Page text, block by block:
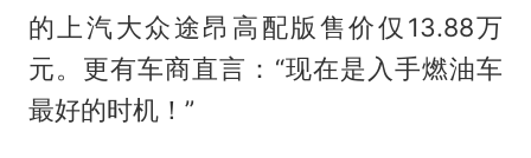
的上汽大众途昂高配版售价仅13.88万
元。更有车商直言：“现在是入手燃油车
最好的时机！”